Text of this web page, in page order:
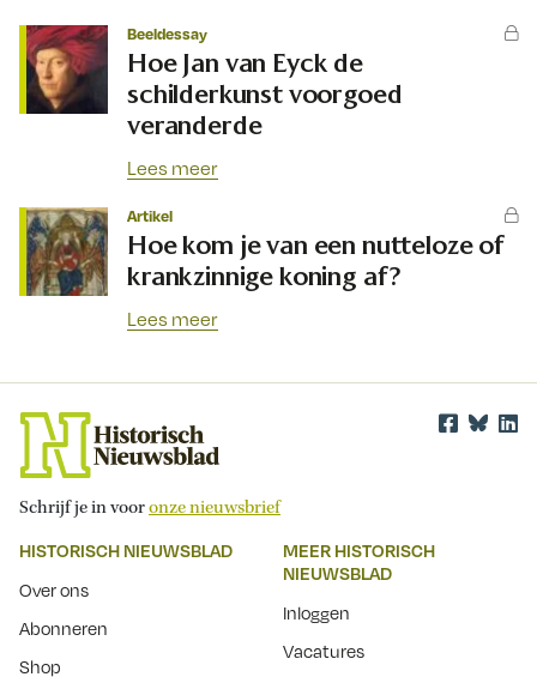
Beeldessay
Hoe Jan van Eyck de
schilderkunst voorgoed
veranderde
Lees meer
Artikel
Hoe kom je van een nutteloze of
krankzinnige koning af?
Lees meer
Schrijf je in vooronze nieuwsbrief
HISTORISCH NIEUWSBLAD
Over ons
Abonneren
Shop
MEER HISTORISCH
NIEUWSBLAD
Inloggen
Vacatures